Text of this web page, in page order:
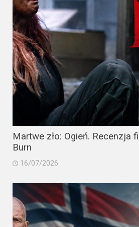
Martwe zło: Ogień. Recenzja
Burn
16/07/2026